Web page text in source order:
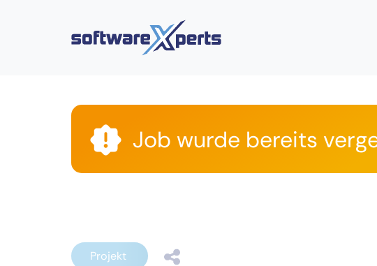
Job wurde bereits
Projekt